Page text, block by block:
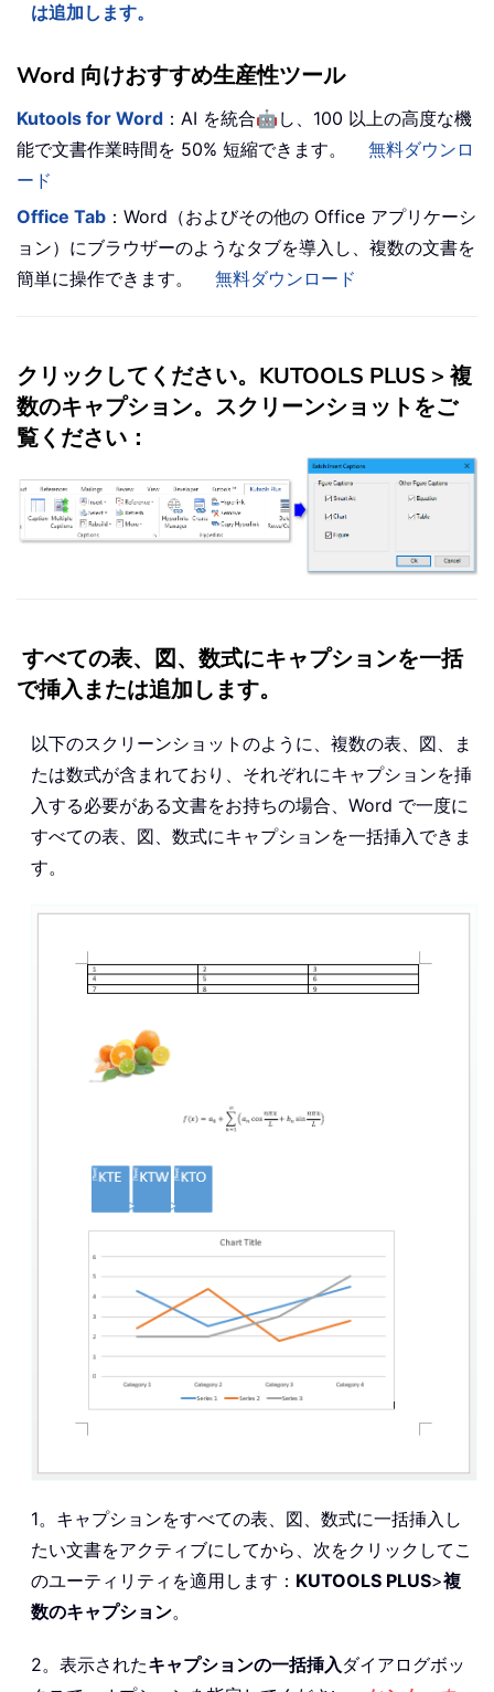
は追加します。
Word 向けおすすめ生産性ツール
Kutools for Word ：AI を統合🤖 し、100 以上の高度な機
能で文書作業時間を 50% 短縮できます。
無料ダウンロ
ード
Office Tab ：Word（およびその他の Office アプリケーシ
ョン）にブラウザーのようなタブを導入し、複数の文書を
簡単に操作できます。
無料ダウンロード
クリックしてください。 KUTOOLS PLUS >複
数のキャプション。スクリーンショットをご
覧ください：
すべての表、図、数式にキャプションを一括
で挿入または追加します。
以下のスクリーンショットのように、複数の表、図、ま
たは数式が含まれており、それぞれにキャプションを挿
入する必要がある文書をお持ちの場合、Word で一度に
すべての表、図、数式にキャプションを一括挿入できま
す。
1。キャプションをすべての表、図、数式に一括挿入し
たい文書をアクティブにしてから、次をクリックしてこ
のユーティリティを適用します： KUTOOLS PLUS>複
数のキャプション。
2。表示されたキャプションの一括挿入 ダイアログボッ